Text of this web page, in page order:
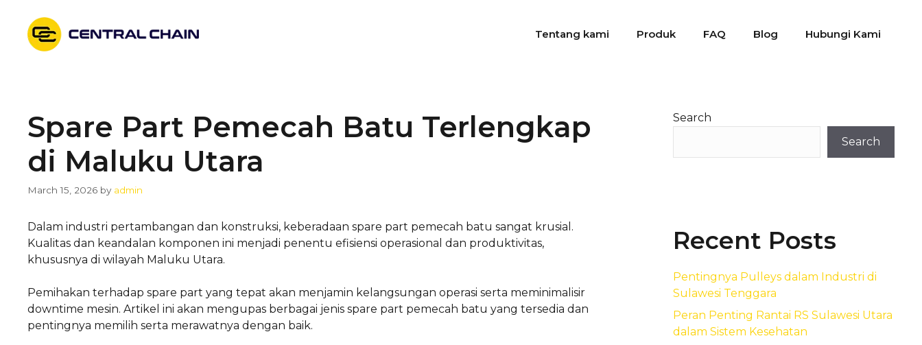
content
Tentang kami Produk FAQ Blog Hubungi Kami
Spare Part Pemecah Batu Terlengkap
di Maluku Utara
March 15, 2026 by admin
Dalam industri pertambangan dan konstruksi, keberadaan spare part pemecah batu sangat krusial.
Kualitas dan keandalan komponen ini menjadi penentu efisiensi operasional dan produktivitas,
khususnya di wilayah Maluku Utara.
Pemihakan terhadap spare part yang tepat akan menjamin kelangsungan operasi serta meminimalisir
downtime mesin. Artikel ini akan mengupas berbagai jenis spare part pemecah batu yang tersedia dan
pentingnya memilih serta merawatnya dengan baik.
Search
Search
Recent Posts
Pentingnya Pulleys dalam Industri di
Sulawesi Tenggara
Peran Penting Rantai RS Sulawesi Utara
dalam Sistem Kesehatan